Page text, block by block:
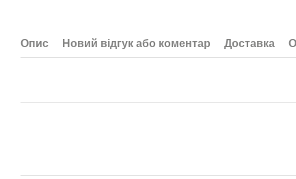
Опис Новий відгук або коментар Доставка